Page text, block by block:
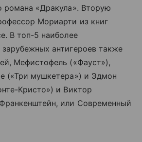
романа «Дракула». Вторую
Мориарти из книг
В топ-5 наиболее
зарубежных антигероев также
Мефистофель («Фауст»),
(«Три мушкетера») и Эдмон
Кристо») и Виктор
или Современный